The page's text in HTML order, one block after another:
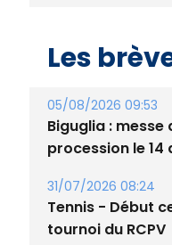
Les
05/08/2026 09:53
Biguglia :
procession le 14
31/07/2026 08:24
Tennis - Début
tournoi du RCPV